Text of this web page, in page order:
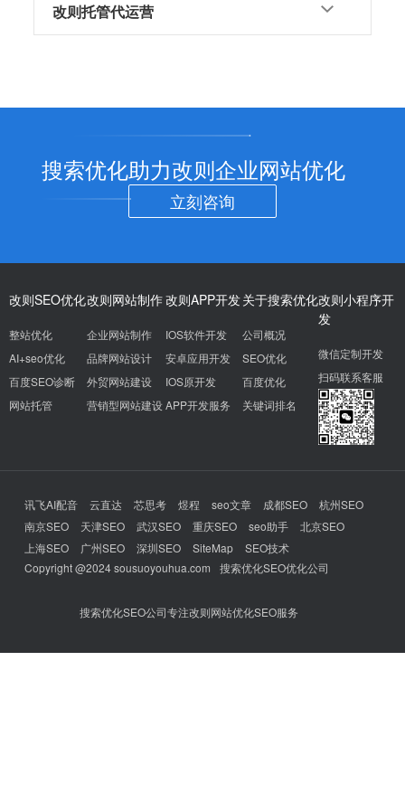
改则托管代运营
搜索优化助力改则企业网站优化
立刻咨询
改则SEO优化
整站优化
AI+seo优化
百度SEO诊断
网站托管
改则网站制作
企业网站制作
品牌网站设计
外贸网站建设
营销型网站建设
改则APP开发
IOS软件开发
安卓应用开发
IOS原开发
APP开发服务
关于搜索优化
公司概况
SEO优化
百度优化
关键词排名
改则小程序开
发
微信定制开发
扫码联系客服
讯飞AI配音 云直达 芯思考 煜程 seo文章 成都SEO
杭州SEO
南京SEO
天津SEO 武汉SEO 重庆SEO seo助手
北京SEO
上海SEO
广州SEO 深圳SEO SiteMap
SEO技术
Copyright @2024 sousuoyouhua.com
搜索优化SEO优化公司
搜索优化SEO公司专注改则网站优化SEO服务